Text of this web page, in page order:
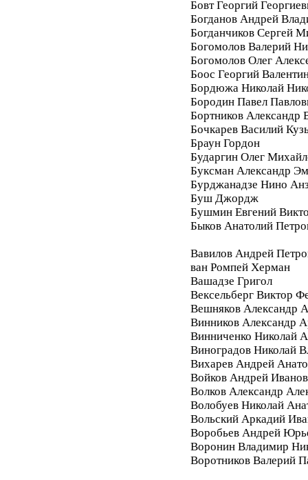
Бовт Георгий
Богданов Андрей
Богданчиков Сергей
Богомолов Валерий
Богомолов Олег
Боос Георгий
Бордюжа Николай
Бородин Павел
Бортников Александр
Бочкарев Василий
Браун Гордон
Бударгин Олег
Буксман Александр
Бурджанадзе Нино
Буш Джордж
Бушмин Евгений
Быков Анатолий
Вавилов Андрей
ван Ромпей Херман
Вашадзе Григол
Вексельберг Виктор
Вешняков Александр
Винников Александр
Винниченко Николай
Виноградов Николай
Вихарев Андрей
Войков Андрей
Волков Александр
Волобуев Николай
Вольский Аркадий
Воробьев Андрей
Воронин Владимир
Воротников Валерий